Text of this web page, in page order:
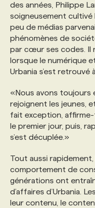
des années, Philippe
soigneusement
peu de médias
phénomènes de
par cœur ses codes. Il
lorsque le numérique
Urbania s’est retrouvé
«Nous avons toujours
rejoignent les jeunes,
fait exception,
le premier jour, puis,
s’est décuplée.»
Tout aussi
comportement de
générations ont
d’affaires d’Urbania.
leur contenu, le